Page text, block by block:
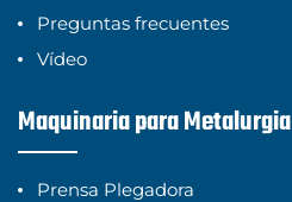
Maquinaria para Metalurgia
Prensa Plegadora
Preguntas frecuentes
Vídeo